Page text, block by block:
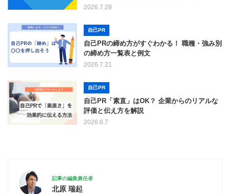
2026.7.28
自己PR
自己PRの締め方がすぐわかる！ 職種・強み別
の締め方一覧表と例文
2026.7.21
自己PR
自己PR「素直」はOK？ 企業からのリアルな
評価と伝え方を解説
2026.8.7
記事の編集責任者
北原 瑞起